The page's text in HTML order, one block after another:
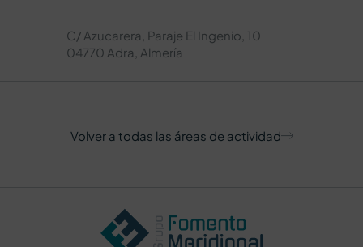
C/ Azucarera, Paraje El Ingenio, 10
04770 Adra, Almería
Volver a todas las áreas de actividad